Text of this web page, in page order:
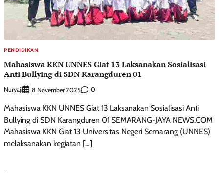
PENDIDIKAN
Mahasiswa KKN UNNES Giat 13 Laksanakan Sosialisasi
Anti Bullying di SDN Karangduren 01
Nuryaji 8 November 2025 0
Mahasiswa KKN UNNES Giat 13 Laksanakan Sosialisasi Anti
Bullying di SDN Karangduren 01 SEMARANG-JAYA NEWS.COM
Mahasiswa KKN Giat 13 Universitas Negeri Semarang (UNNES)
melaksanakan kegiatan […]